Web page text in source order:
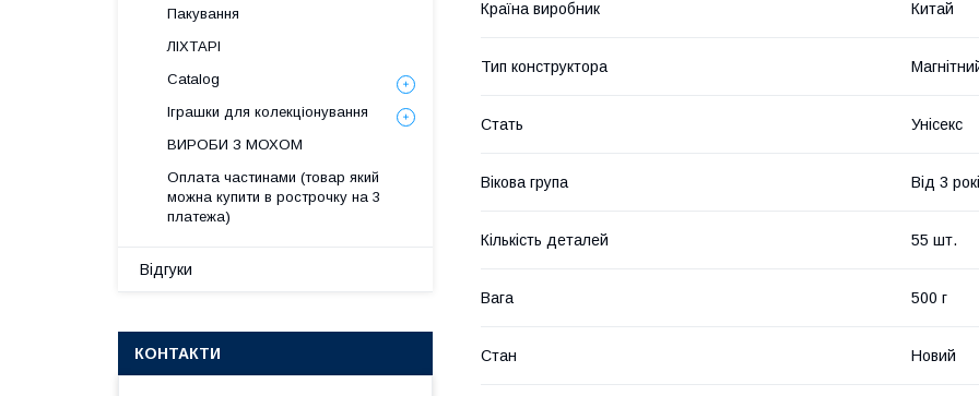
Країна виробник Китай
Тип конструктора
Стать Унісекс
Вікова група Від 3
Кількість деталей 55 шт.
Вага 500 г
Стан Новий
Пакування
ЛІХТАРІ
Catalog
Іграшки для колекціонування
ВИРОБИ З МОХОМ
Оплата частинами (товар який
можна купити в рострочку на 3
платежа)
Відгуки
КОНТАКТИ